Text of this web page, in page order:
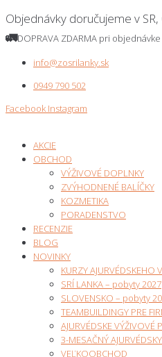
Skip
content
Objednávky doručujeme v SR,
🚛DOPRAVA ZDARMA pri
info@zosrilanky.sk
0949 790 502
Facebook Instagram
AKCIE
OBCHOD
VÝŽIVOVÉ DOPLNKY
ZVÝHODNENÉ BALÍČKY
KOZMETIKA
PORADENSTVO
RECENZIE
BLOG
NOVINKY
KURZY AJURVÉDSKEHO
SRÍ LANKA – pobyty 2027
SLOVENSKO – pobyty
TEAMBUILDINGY PRE
AJURVÉDSKE VÝŽIVOVÉ
3-MESAČNÝ
VEĽKOOBCHOD